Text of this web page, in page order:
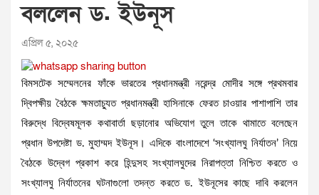
বললেন ড. ইউনূস
এপ্রিল ৫, ২০২৫
বিমসটেক সম্মেলনের ফাঁকে ভারতের প্রধানমন্ত্রী নরেন্দ্র মোদীর সঙ্গে প্রথমবার
দ্বিপক্ষীয় বৈঠকে ক্ষমতাচ্যুত প্রধানমন্ত্রী হাসিনাকে ফেরত চাওয়ার পাশাপাশি তার
বিরুদ্ধে বিদ্বেষমূলক কথাবার্তা ছড়ানোর অভিযোগ তুলে তাকে থামাতে বলেছেন
প্রধান উপদেষ্টা ড. মুহাম্মদ ইউনূস। এদিকে বাংলাদেশে ‘সংখ্যালঘু নির্যাতন’ নিয়ে
বৈঠকে উদ্বেগ প্রকাশ করে হিন্দুসহ সংখ্যালঘুদের নিরাপত্তা নিশ্চিত করতে ও
সংখ্যালঘু নির্যাতনের ঘটনাগুলো তদন্ত করতে ড. ইউনূসের কাছে দাবি করলেন